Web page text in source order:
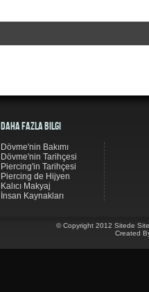
© Copyright 2012 Sitede
Created
Daha Fazla Bilgi
Dövme'nin Bakımı
Dövme'nin Tarihçesi
Piercing'in Tarihçesi
Piercing de Hijyen
Kalıcı Makyaj
İnsan Kaynakları